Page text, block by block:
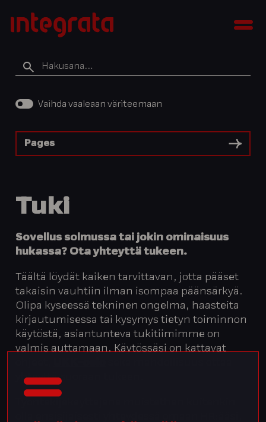
sisältöön
Integratan
tietopankki
Hakusana
Vaihda vaaleaan väriteemaan
Pages
Tuki
Sovellus solmussa tai jokin ominaisuus
hukassa? Ota yhteyttä tukeen.
Täältä löydät kaiken tarvittavan, jotta pääset
takaisin vauhtiin ilman isompaa päänsärkyä.
Olipa kyseessä tekninen ongelma, haasteita
kirjautumisessa tai kysymys tietyn toiminnon
käytöstä, asiantunteva tukitiimimme on
valmis auttamaan. Käytössäsi on kattavat
yhteyttä suoraan tukeen.